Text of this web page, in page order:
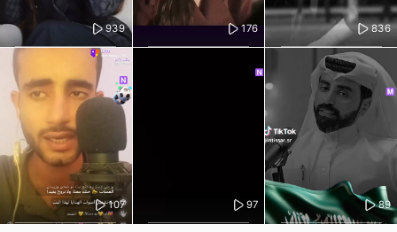
939 176 836
107 97 89